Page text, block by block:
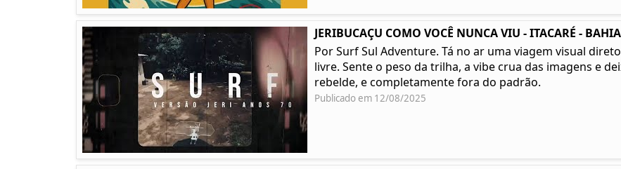
JERIBUCAÇU COMO VOCÊ NUNCA VIU - ITACARÉ - BAHIA
Por Surf Sul Adventure. Tá no ar uma viagem visual
livre. Sente o peso da trilha, a vibe crua das imagens e
rebelde, e completamente fora do padrão.
Publicado em 12/08/2025